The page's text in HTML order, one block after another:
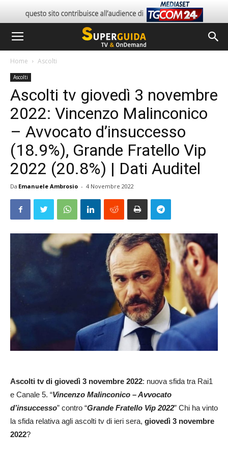
Home Ascolti
Ascolti
Ascolti tv giovedì 3 novembre
2022: Vincenzo Malinconico
– Avvocato d’insuccesso
(18.9%), Grande Fratello Vip
2022 (20.8%) | Dati Auditel
Da Emanuele Ambrosio - 4 Novembre 2022
Ascolti tv di giovedì 3 novembre 2022: nuova sfida tra Rai1
e Canale 5. “Vincenzo Malinconico – Avvocato
d’insuccesso” contro “Grande Fratello Vip 2022” Chi ha vinto
la sfida relativa agli ascolti tv di ieri sera, giovedì 3 novembre
2022?